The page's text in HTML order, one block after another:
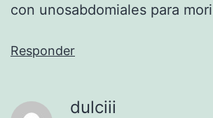
con unosabdomiales para
Responder
dulciii